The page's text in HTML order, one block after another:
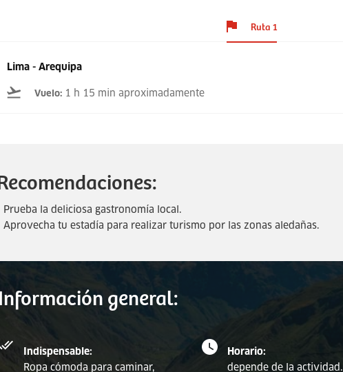
Ruta 1
Lima - Arequipa
Vuelo: 1 h 15 min aproximadamente
Prueba la deliciosa gastronomía local.
Aprovecha tu estadía para realizar turismo por las zonas aledañas.
general:
Indispensable:
Ropa cómoda para caminar,
Horario:
depende de la actividad.